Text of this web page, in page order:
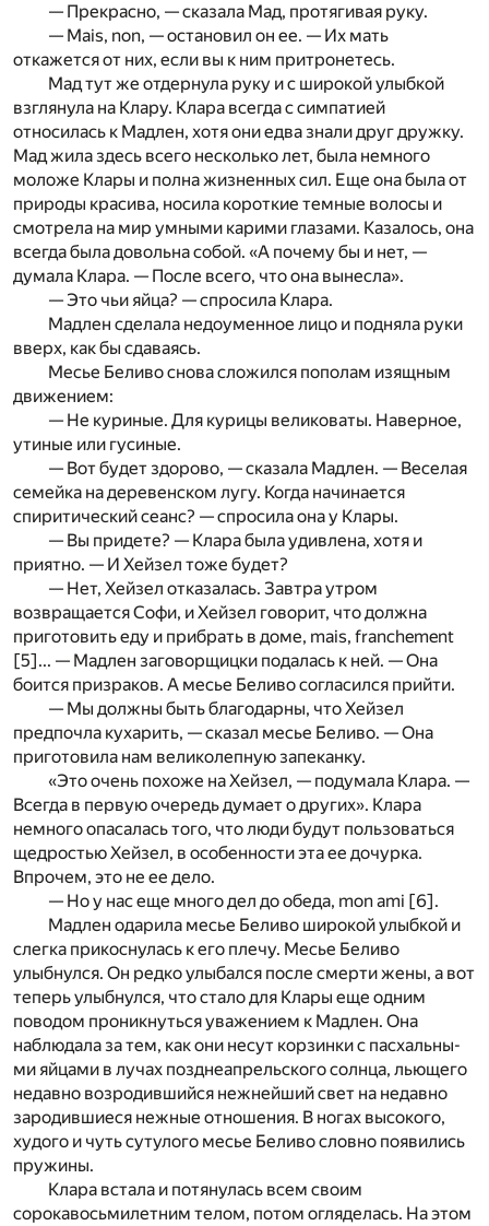
— Прекрасно, — сказала Мад, протягивая руку.
— Mais, non, — остановил он ее. — Их мать
откажется от них, если вы к ним притронетесь.
Мад тут же отдернула руку и с широкой улыбкой
взглянула на Клару. Клара всегда с симпатией
относилась к Мадлен, хотя они едва знали друг дружку.
Мад жила здесь всего несколько лет, была немного
моложе Клары и полна жизненных сил. Еще она была от
природы красива, носила короткие темные волосы и
смотрела на мир умными карими глазами. Казалось, она
все­гда была довольна собой. «А почему бы и нет, —
думала Клара. — После всего, что она вынесла».
— Это чьи яйца? — спросила Клара.
Мадлен сделала недоуменное лицо и подняла руки
вверх, как бы сдаваясь.
Месье Беливо снова сложился пополам изящным
движе­нием:
— Не куриные. Для курицы великоваты. Наверное,
утиные или гусиные.
— Вот будет здорово, — сказала Мадлен. — Веселая
семейка на деревенском лугу. Когда начинается
спиритический сеанс? — спросила она у Клары.
— Вы придете? — Клара была удивлена, хотя и
приятно. — И Хейзел тоже будет?
— Нет, Хейзел отказалась. Завтра утром
возвращается Софи, и Хейзел говорит, что должна
приготовить еду и прибрать в доме, mais, franchement
[5]... — Мадлен заговорщицки подалась к ней. — Она
боится призраков. А месье Беливо согласился прийти.
— Мы должны быть благодарны, что Хейзел
предпочла кухарить, — сказал месье Беливо. — Она
приготовила нам великолепную запеканку.
«Это очень похоже на Хейзел, — подумала Клара. —
Всегда в первую очередь думает о других». Клара
немного опасалась того,­ что люди будут пользоваться
щедростью Хейзел, в особенности эта ее дочурка.
Впрочем, это не ее дело.
— Но у нас еще много дел до обеда, mon ami [6].
Мадлен одарила месье Беливо широкой улыбкой и
слегка прикоснулась к его плечу. Месье Беливо
улыбнулся. Он редко улыбался после смерти жены, а вот
теперь улыбнулся, что стало­ для Клары еще одним
поводом проникнуться уважением к Мадлен. Она
наблюдала за тем, как они несут корзинки с пасхальны­
ми яйцами в лучах позднеапрельского солнца, льющего
недавно возродившийся нежнейший свет на недавно
зародившиеся нежные отношения. В ногах высокого,
худого и чуть сутулого месье Беливо словно появились
пружины.
Клара встала и потянулась всем своим
сорокавосьмилетним телом, потом огляделась. На этом